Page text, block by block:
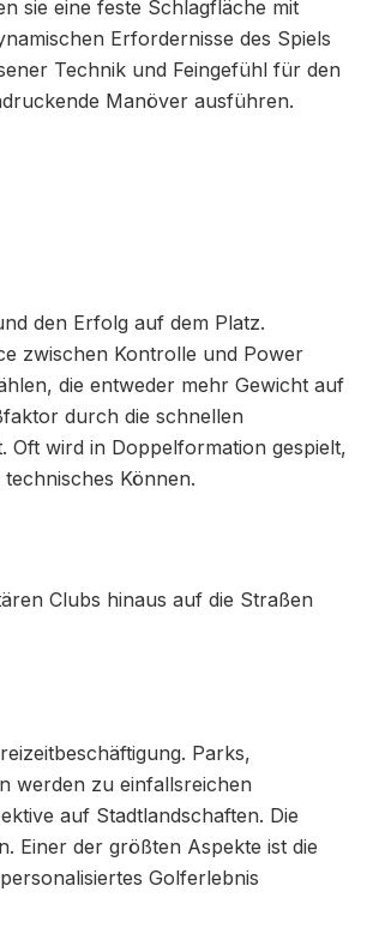
sie eine feste Schlagfläche mit
Erfordernisse des Spiels
Technik und Feingefühl für den
Manöver ausführen.
den Erfolg auf dem Platz.
zwischen Kontrolle und Power
die entweder mehr Gewicht auf
durch die schnellen
Oft wird in Doppelformation gespielt,
Können.
Clubs hinaus auf die Straßen
Parks,
werden zu einfallsreichen
auf Stadtlandschaften. Die
Einer der größten Aspekte ist die
Golferlebnis